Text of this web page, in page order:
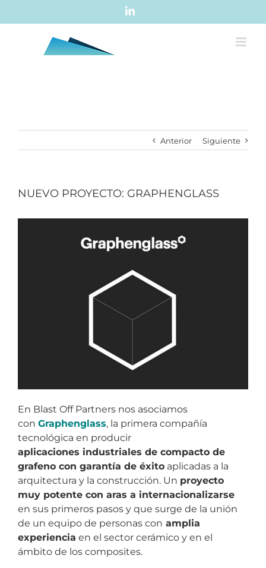
LinkedIn
Anterior Siguiente
NUEVO PROYECTO: GRAPHENGLASS
En Blast Off Partners nos asociamos
con Graphenglass, la primera compañía
tecnológica en producir
aplicaciones industriales de compacto de
grafeno con garantía de éxito aplicadas a la
arquitectura y la construcción. Un proyecto
muy potente con aras a internacionalizarse
en sus primeros pasos y que surge de la unión
de un equipo de personas con amplia
experiencia en el sector cerámico y en el
ámbito de los composites.